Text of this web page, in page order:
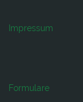
Impressum
Formulare